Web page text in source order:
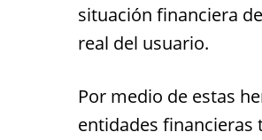
situación financiera
real del usuario.
Por medio de estas
entidades financieras